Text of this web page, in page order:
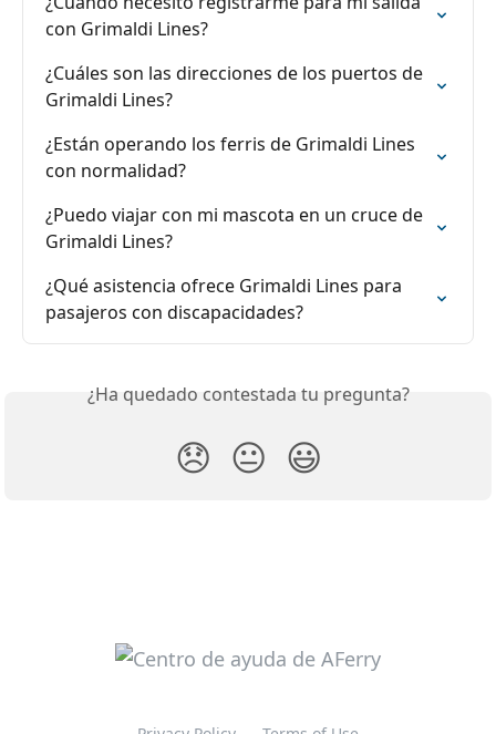
con Grimaldi Lines?
¿Cuáles son las direcciones de los puertos de
Grimaldi Lines?
¿Están operando los ferris de Grimaldi Lines
con normalidad?
¿Puedo viajar con mi mascota en un cruce de
Grimaldi Lines?
¿Qué asistencia ofrece Grimaldi Lines para
pasajeros con discapacidades?
¿Ha quedado contestada tu pregunta?
😞 😐 😃